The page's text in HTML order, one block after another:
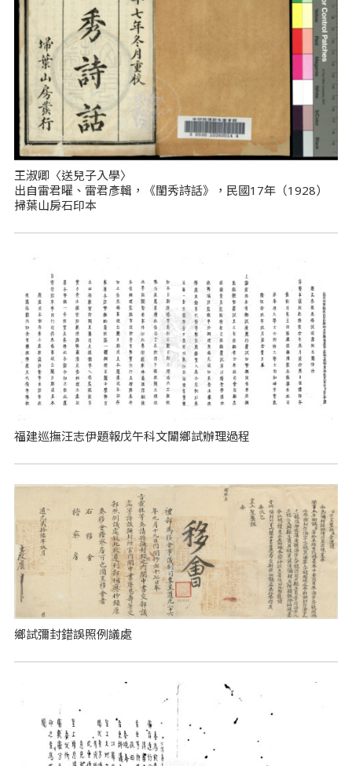
王淑卿〈送兒子入學〉
出自雷君曜、雷君彥輯，《閨秀詩話》，民國17年（1928）
掃葉山房石印本
福建巡撫汪志伊題報戊午科文闈鄉試辦理過程
鄉試彌封錯誤照例議處